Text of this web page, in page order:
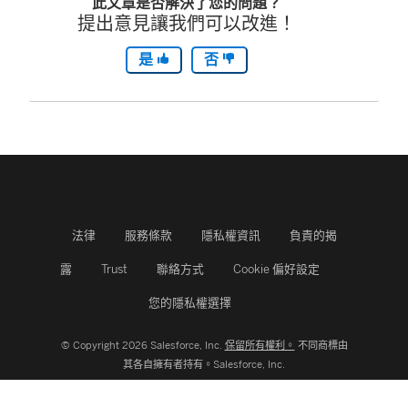
提出意見讓我們可以改進！
是 否
法律 服務條款 隱私權資訊 負責的揭
露 Trust 聯絡方式 Cookie 偏好設定
您的隱私權選擇
© Copyright 2026 Salesforce, Inc. 保留所有權利。 不同商標由
其各自擁有者持有。Salesforce, Inc.